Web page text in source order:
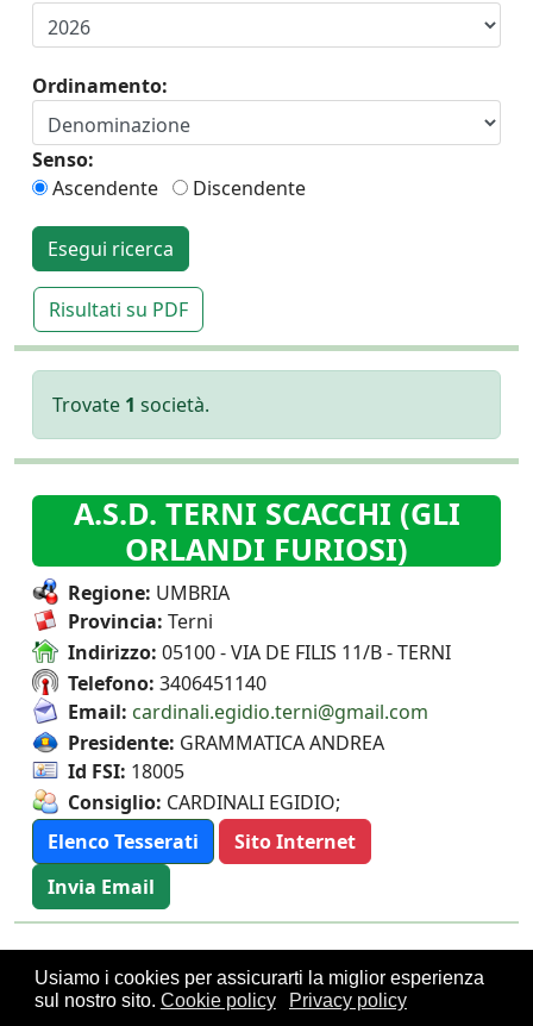
Usiamo i cookies per assicurarti la miglior esperienza
sul nostro sito. Cookie policy Privacy policy
Ordinamento:
Senso:
Ascendente
Discendente
Esegui ricerca
Risultati su PDF
Trovate 1 società.
A.S.D. TERNI SCACCHI (GLI
ORLANDI FURIOSI)
Regione: UMBRIA
Provincia: Terni
Indirizzo: 05100 - VIA DE FILIS 11/B - TERNI
Telefono: 3406451140
Email: cardinali.egidio.terni@gmail.com
Presidente: GRAMMATICA ANDREA
Id FSI: 18005
Consiglio: CARDINALI EGIDIO;
Elenco Tesserati
Sito Internet
Invia Email